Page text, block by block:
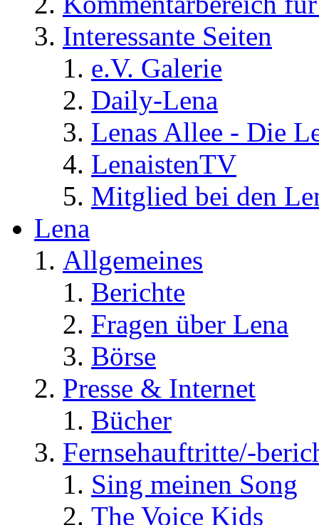
Interessante Seiten
e.V. Galerie
Daily-Lena
Lenas Allee - Die
LenaistenTV
Mitglied bei den
Lena
Allgemeines
Berichte
Fragen über Lena
Börse
Presse & Internet
Bücher
Fernsehauftritte/-
Sing meinen Song
The Voice Kids